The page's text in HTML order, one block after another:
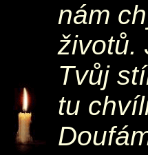
nám
životů.
Tvůj
tu